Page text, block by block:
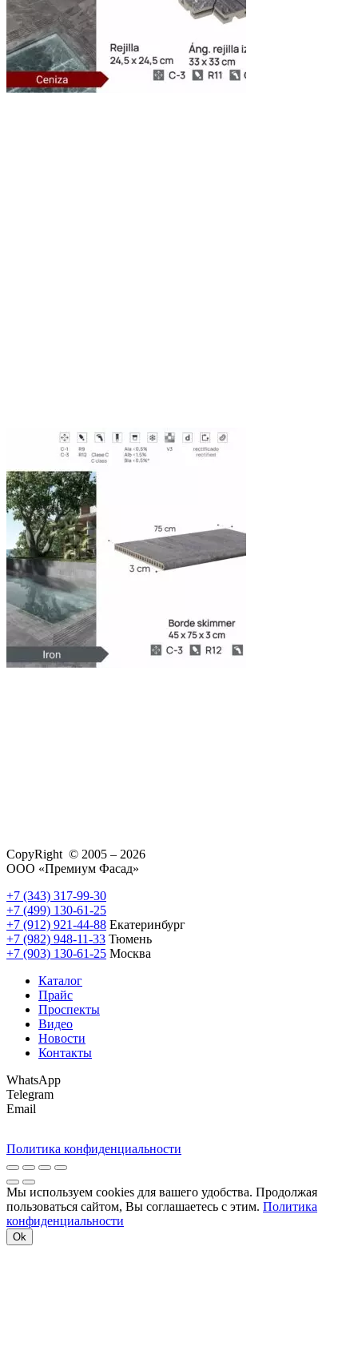
CopyRight © 2005 – 2026
ООО «Премиум Фасад»
+7 (343) 317-99-30
+7 (499) 130-61-25
+7 (912) 921-44-88 Екатеринбург
+7 (982) 948-11-33 Тюмень
+7 (903) 130-61-25 Москва
Каталог
Прайс
Проспекты
Видео
Новости
Контакты
WhatsApp
Telegram
Email
Политика конфиденциальности
Мы используем cookies для вашего удобства. Продолжая
пользоваться сайтом, Вы соглашаетесь с этим. Политика
конфиденциальности
Ok